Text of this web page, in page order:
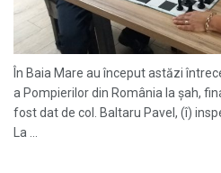
În Baia Mare au început astăzi
a Pompierilor din România la șah,
fost dat de col. Baltaru Pavel, (î)
La ...